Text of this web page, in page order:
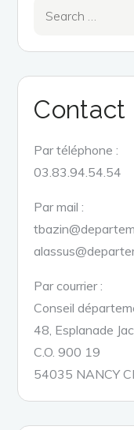
Contact
Par téléphone :
03.83.94.54.54
Par mail :
Par courrier :
Conseil
48, Esplanade
C.O. 900 19
54035 NANCY